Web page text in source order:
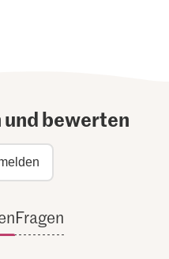
bewerten
Fragen